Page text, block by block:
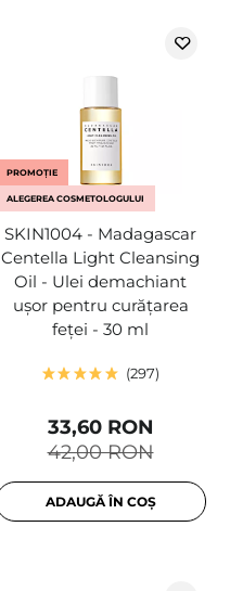
PROMOȚIE
ALEGEREA COSMETOLOGULUI
SKIN1004 - Madagascar
Centella Light Cleansing
Oil - Ulei demachiant
ușor pentru curățarea
feței - 30 ml
297
42,00 RON
33,60 RON
ADAUGĂ ÎN COȘ